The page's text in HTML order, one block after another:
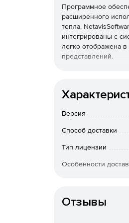
Программное
расширенного
тепла.
интегрированы с
легко отображена
представлений.
Для подсчета
условиях,
варианты области
подсчета
количества
Версия
Способ доставки
Тип лицензии
Особенности
Отзывы